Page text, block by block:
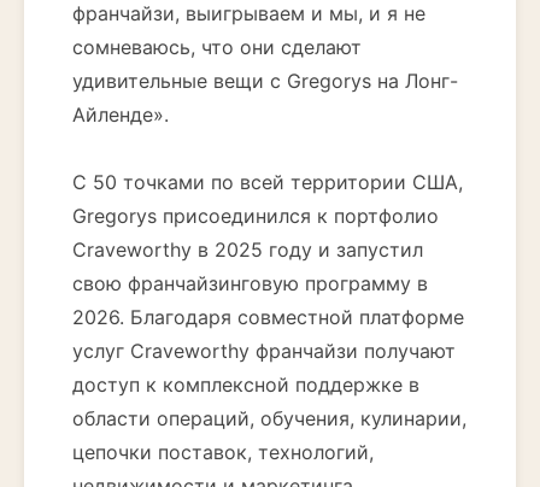
франчайзи, выигрываем и мы, и я не
сомневаюсь, что они сделают
удивительные вещи с Gregorys на Лонг-
Айленде».
С 50 точками по всей территории США,
Gregorys присоединился к портфолио
Craveworthy в 2025 году и запустил
свою франчайзинговую программу в
2026. Благодаря совместной платформе
услуг Craveworthy франчайзи получают
доступ к комплексной поддержке в
области операций, обучения, кулинарии,
цепочки поставок, технологий,